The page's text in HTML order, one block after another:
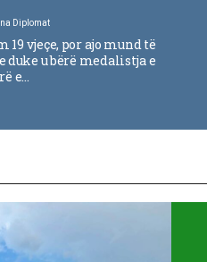
Diplomat
19 vjeçe, por ajo mund të
u bërë medalistja e
e…